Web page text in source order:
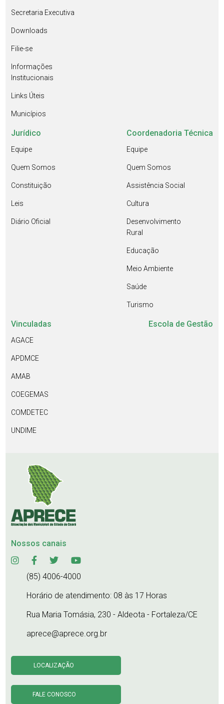
Secretaria Executiva
Downloads
Filie-se
Informações
Institucionais
Links Úteis
Municípios
Jurídico
Equipe
Quem Somos
Constituição
Leis
Diário Oficial
Coordenadoria Técnica
Equipe
Quem Somos
Assistência Social
Cultura
Desenvolvimento
Rural
Educação
Meio Ambiente
Saúde
Turismo
Vinculadas
AGACE
APDMCE
AMAB
COEGEMAS
COMDETEC
UNDIME
Escola de Gestão
Nossos canais
(85) 4006-4000
Horário de atendimento: 08 às 17 Horas
Rua Maria Tomásia, 230 - Aldeota - Fortaleza/CE
aprece@aprece.org.br
LOCALIZAÇÃO
FALE CONOSCO